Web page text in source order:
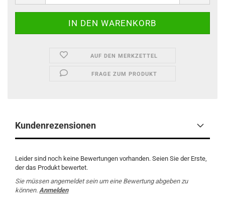
AUF DEN MERKZETTEL
FRAGE ZUM PRODUKT
Kundenrezensionen
Leider sind noch keine Bewertungen vorhanden. Seien Sie der Erste,
der das Produkt bewertet.
Sie müssen angemeldet sein um eine Bewertung abgeben zu
können. Anmelden